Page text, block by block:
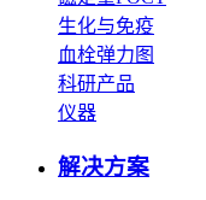
生化与免疫
血栓弹力图
科研产品
仪器
解决方案